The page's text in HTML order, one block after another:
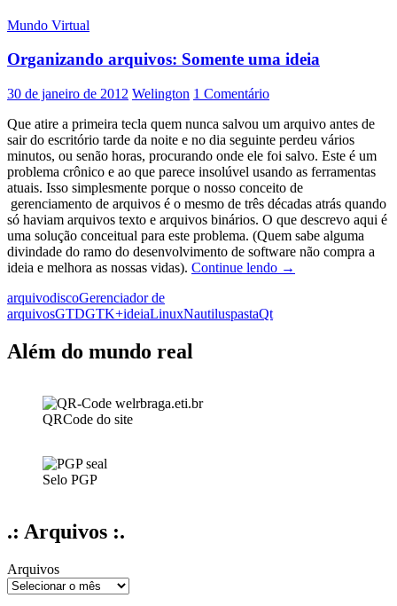
Mundo Virtual
Organizando arquivos: Somente uma ideia
30 de janeiro de 2012 Welington 1 Comentário
Que atire a primeira tecla quem nunca salvou um arquivo antes de
sair do escritório tarde da noite e no dia seguinte perdeu vários
minutos, ou senão horas, procurando onde ele foi salvo. Este é um
problema crônico e ao que parece insolúvel usando as ferramentas
atuais. Isso simplesmente porque o nosso conceito de
gerenciamento de arquivos é o mesmo de três décadas atrás quando
só haviam arquivos texto e arquivos binários. O que descrevo aqui é
uma solução conceitual para este problema. (Quem sabe alguma
divindade do ramo do desenvolvimento de software não compra a
ideia e melhora as nossas vidas). Continue lendo Organizando
→
arquivodiscoGerenciador de
arquivosGTDGTK+ideiaLinuxNautiluspastaQt
Além do mundo real
QRCode do site
Selo PGP
.: Arquivos :.
Arquivos